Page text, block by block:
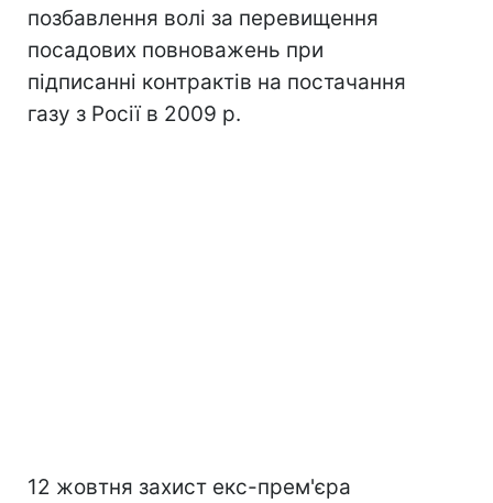
позбавлення волі за перевищення
посадових повноважень при
підписанні контрактів на постачання
газу з Росії в 2009 р.
12 жовтня захист екс-прем'єра